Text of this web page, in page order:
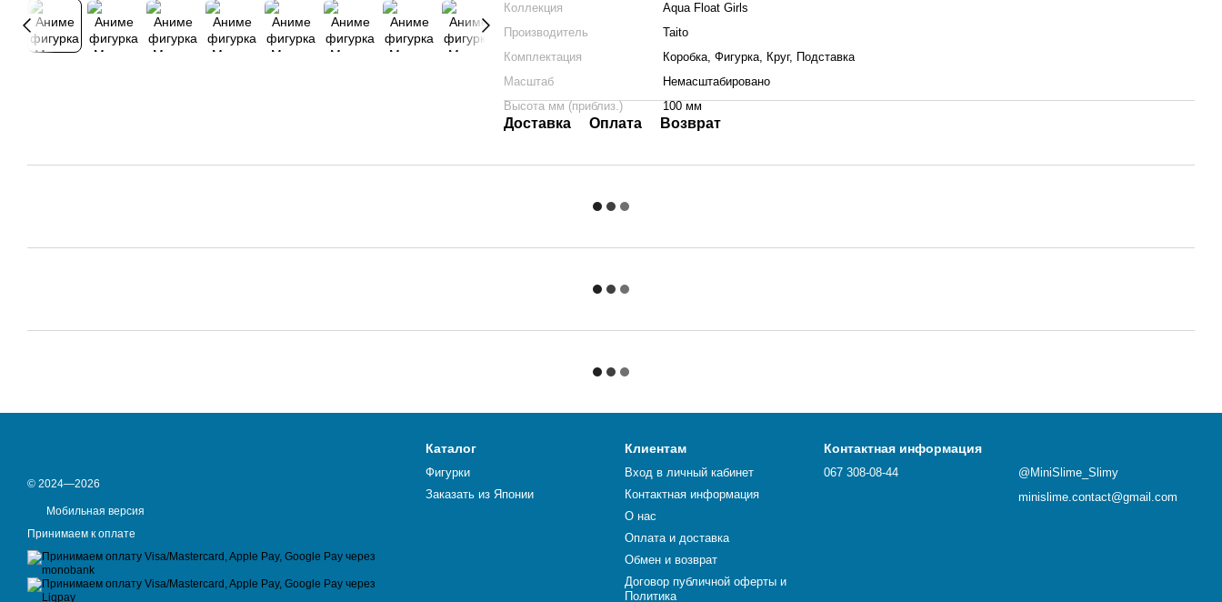
Коллекция
Aqua Float Girls
Производитель
Taito
Комплектация
Коробка, Фигурка, Круг, Подставка
Масштаб
Немасштабировано
Высота мм (приблиз.)
100 мм
Доставка Оплата Возврат
© 2024—2026
Мобильная версия
Принимаем к оплате
Каталог
Фигурки
Заказать из Японии
Клиентам
Вход в личный кабинет
Контактная информация
О нас
Оплата и доставка
Обмен и возврат
Договор публичной оферты и
Политика
Контактная информация
067 308-08-44
@MiniSlime_Slimy
minislime.contact@gmail.com